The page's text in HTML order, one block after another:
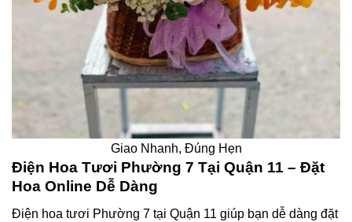
Giao Nhanh, Đúng Hẹn
Điện Hoa Tươi Phường 7 Tại Quận 11 – Đặt
Hoa Online Dễ Dàng
Điện hoa tươi Phường 7 tại Quận 11 giúp bạn dễ dàng đặt